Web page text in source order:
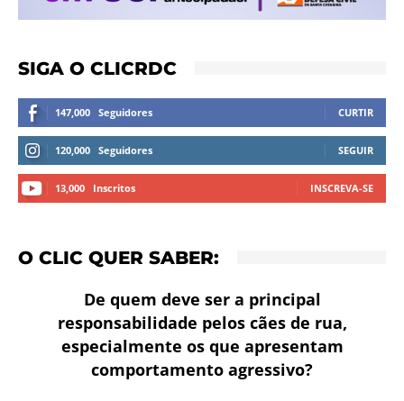
SIGA O CLICRDC
147,000 Seguidores CURTIR
120,000 Seguidores SEGUIR
13,000 Inscritos INSCREVA-SE
O CLIC QUER SABER:
De quem deve ser a principal
responsabilidade pelos cães de rua,
especialmente os que apresentam
comportamento agressivo?